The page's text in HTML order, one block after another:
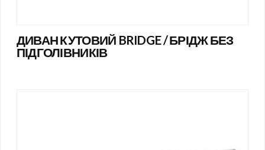
ДИВАН КУТОВИЙ BRIDGE / БРІДЖ БЕЗ
ПІДГОЛІВНИКІВ